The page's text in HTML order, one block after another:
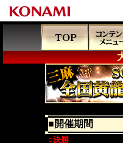
■開催期間
○決勝